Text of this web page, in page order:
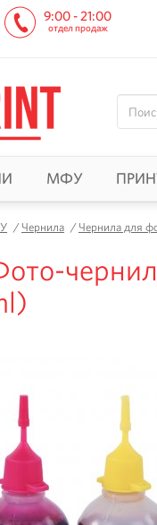
9:00 - 21:00
отдел продаж
МФУ
/Чернила /Чернила для